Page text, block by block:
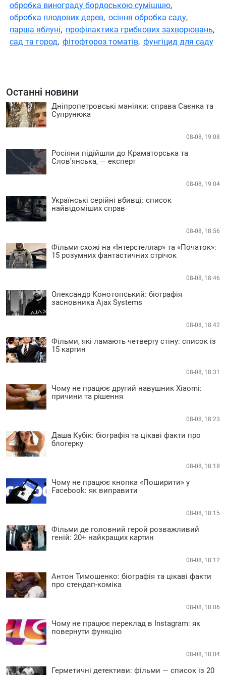
обробка винограду бордоською сумішшю,
обробка плодових дерев, осіння обробка саду,
парша яблуні, профілактика грибкових захворювань,
сад та город, фітофтороз томатів, фунгіцид для саду
Останні новини
Дніпропетровські маніяки: справа Саєнка та
Супрунюка
08-08, 19:08
Росіяни підійшли до Краматорська та
Слов’янська, — експерт
08-08, 19:04
Українські серійні вбивці: список
найвідоміших справ
08-08, 18:56
Фільми схожі на «Інтерстеллар» та «Початок»:
15 розумних фантастичних стрічок
08-08, 18:46
Олександр Конотопський: біографія
засновника Ajax Systems
08-08, 18:42
Фільми, які ламають четверту стіну: список із
15 картин
08-08, 18:31
Чому не працює другий навушник Xiaomi:
причини та рішення
08-08, 18:23
Даша Кубік: біографія та цікаві факти про
блогерку
08-08, 18:18
Чому не працює кнопка «Поширити» у
Facebook: як виправити
08-08, 18:15
Фільми де головний герой розважливий
геній: 20+ найкращих картин
08-08, 18:12
Антон Тимошенко: біографія та цікаві факти
про стендап-коміка
08-08, 18:06
Чому не працює переклад в Instagram: як
повернути функцію
08-08, 18:04
Герметичні детективи: фільми — список із 20